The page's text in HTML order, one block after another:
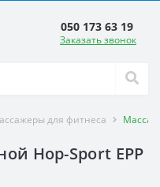
050 173 63 19
Заказать звонок
для фитнеса
Hop-Sport EPP